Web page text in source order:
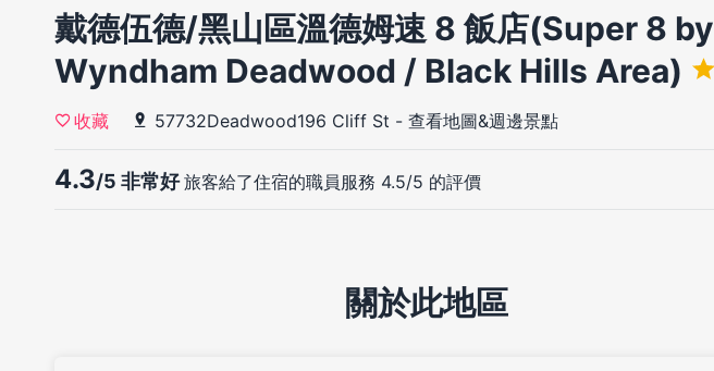
戴德伍德/黑山區溫德姆速 8 飯店(Super 8 by
Wyndham Deadwood / Black Hills Area)
收藏 57732Deadwood196 Cliff St - 查看地圖&週邊景點
4.3/5 非常好旅客給了住宿的職員服務 4.5/5 的評價
關於此地區